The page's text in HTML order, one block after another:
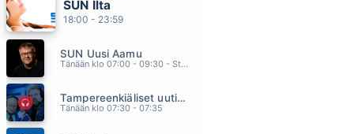
KAKSI KULTARENGASTA
WHEN THE HEARTACHE IS OVER
HUONOJA IDEOITA
SUN Ilta
18:00 - 23:59
SUN Uusi Aamu
Tänään klo 07:00 - 09:30 - Studiossa: Kimmo Hoivassilta
Tampereenkiäliset uutiset
Tänään klo 07:30 - 07:35